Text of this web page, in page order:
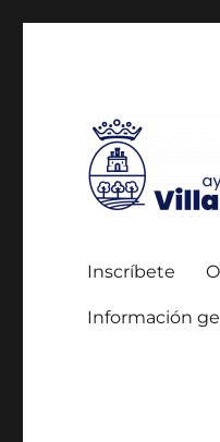
Inscríbete
Información